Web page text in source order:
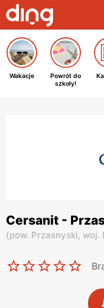
Wakacje
Powrót do
szkoły!
Cersanit -
(pow. Przasnyski, woj.